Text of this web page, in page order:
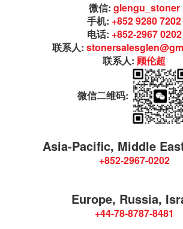
微信: glengu_stoner
手机: +852 9280 7202
电话: +852-2967 0202
联系人:
联系人: 顾伦超
微信二维码:
Asia-Pacific, Middle
+852-2967-0202
Europe, Russia,
+44-78-8787-8481